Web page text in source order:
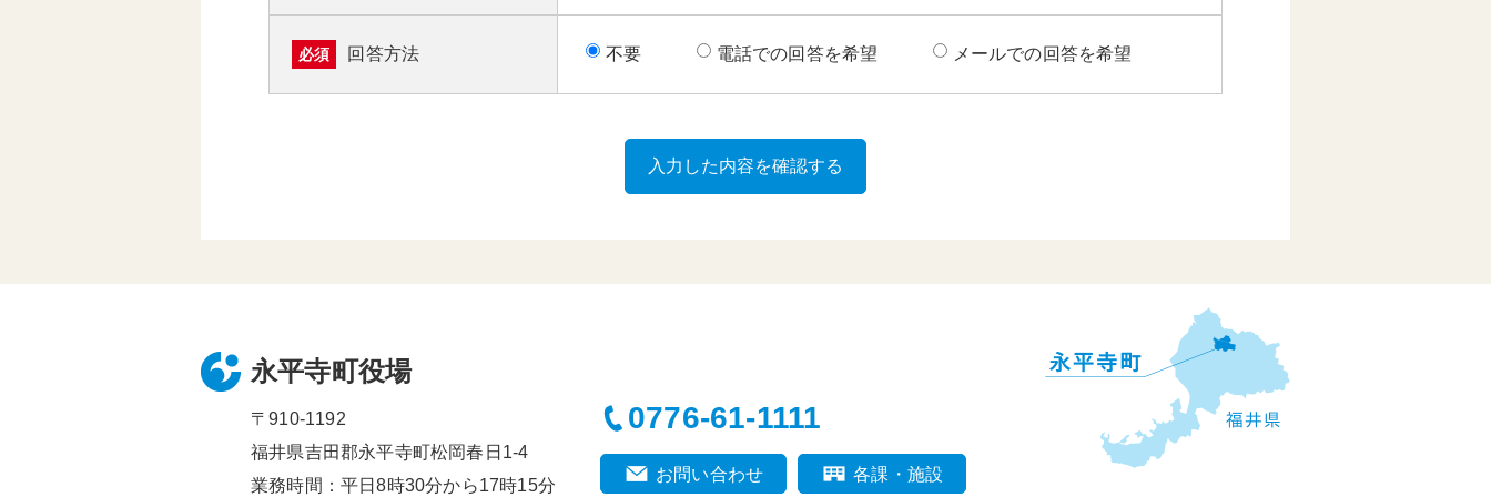
必須 回答方法 不要 電話での回答を希望 メールでの回答を希望
永平寺町役場
〒910-1192
福井県吉田郡永平寺町松岡春日1-4
業務時間：平日8時30分から17時15分
0776-61-1111
お問い合わせ 各課・施設